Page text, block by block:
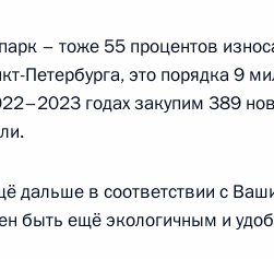
действиями США и
и международных
18:20
с Президентом
– тоже 55 процентов
Петербурга, это порядка 9
годах закупим 389
дальше в соответствии с
быть ещё экологичным и